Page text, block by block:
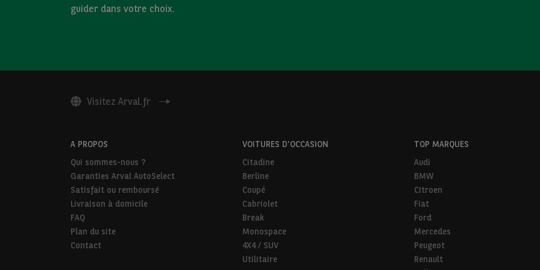
guider dans votre choix.
Visitez Arval.fr
A PROPOS
Qui sommes-nous ?
Garanties Arval AutoSelect
Satisfait ou remboursé
Livraison à domicile
FAQ
Plan du site
Contact
VOITURES D'OCCASION
Citadine
Berline
Coupé
Cabriolet
Break
Monospace
4X4 / SUV
Utilitaire
TOP MARQUES
Audi
BMW
Citroen
Fiat
Ford
Mercedes
Peugeot
Renault